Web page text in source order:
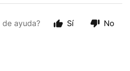
ayuda? Sí No